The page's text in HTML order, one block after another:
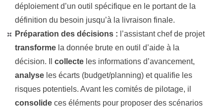
déploiement d’un outil spécifique en le portant de la
définition du besoin jusqu’à la livraison finale.
Préparation des décisions : l’assistant chef de projet
transforme la donnée brute en outil d’aide à la
décision. Il collecte les informations d’avancement,
analyse les écarts (budget/planning) et qualifie les
risques potentiels. Avant les comités de pilotage, il
consolide ces éléments pour proposer des scénarios